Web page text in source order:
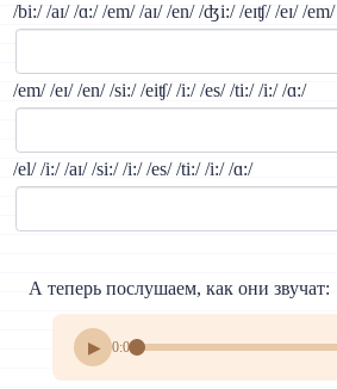
/bi:/ /aɪ/ /ɑ:/ /em/ /aɪ/ /en/ /ʤi:/ /eɪʧ/ /eɪ/ /em/
/em/ /eɪ/ /en/ /si:/ /eiʧ/ /i:/ /es/ /ti:/ /i:/ /ɑ:/
/el/ /i:/ /aɪ/ /si:/ /i:/ /es/ /ti:/ /i:/ /ɑ:/
А теперь послушаем, как они звучат:
▶ 0:00